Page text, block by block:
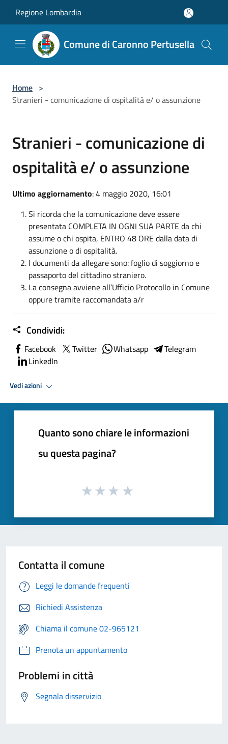
Regione Lombardia
Comune di Caronno Pertusella
Home >
Stranieri - comunicazione di ospitalità e/ o assunzione
Stranieri - comunicazione di
ospitalità e/ o assunzione
Ultimo aggiornamento: 4 maggio 2020, 16:01
Si ricorda che la comunicazione deve essere
presentata COMPLETA IN OGNI SUA PARTE da chi
assume o chi ospita, ENTRO 48 ORE dalla data di
assunzione o di ospitalità.
I documenti da allegare sono: foglio di soggiorno e
passaporto del cittadino straniero.
La consegna avviene all’Ufficio Protocollo in Comune
oppure tramite raccomandata a/r
Condividi:
Facebook Twitter Whatsapp
Telegram
LinkedIn
Vedi azioni
Quanto sono chiare le informazioni
su questa pagina?
Contatta il comune
Leggi le domande frequenti
Richiedi Assistenza
Chiama il comune 02-965121
Prenota un appuntamento
Problemi in città
Segnala disservizio